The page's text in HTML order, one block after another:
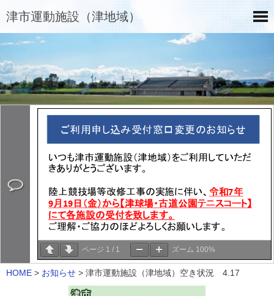
津市運動施設（津地域）
ページ 1 / 1 ズーム 100%
HOME > お知らせ > 津市運動施設（津地域）空き状況 4.17